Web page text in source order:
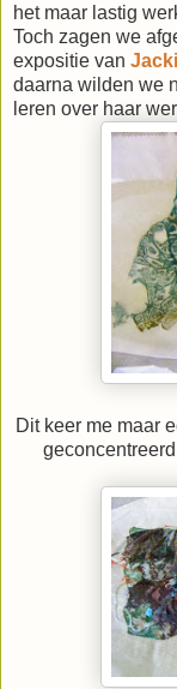
het maar lastig
Toch zagen we
expositie van
daarna wilden we
leren over haar
Dit keer me maar